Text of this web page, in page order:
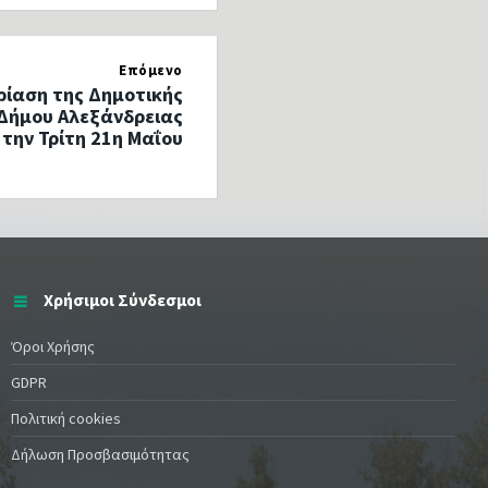
Επόμενο
της Δημοτικής
Αλεξάνδρειας
την Τρίτη 21η Μαΐου
Χρήσιμοι Σύνδεσμοι
Όροι Χρήσης
GDPR
Πολιτική cookies
Δήλωση Προσβασιμότητας